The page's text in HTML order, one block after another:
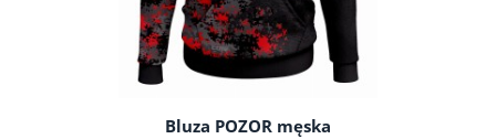
Bluza POZOR męska